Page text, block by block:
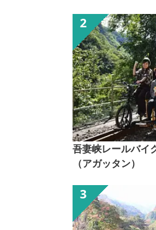
吾妻峡レールバイ
（アガッタン）